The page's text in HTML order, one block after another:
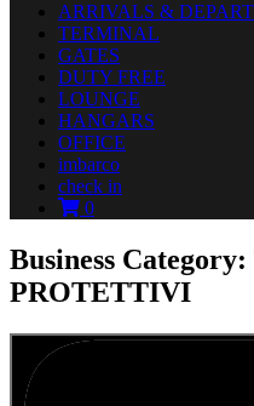
ARRIVALS &
TERMINAL
GATES
DUTY FREE
LOUNGE
HANGARS
OFFICE
imbarco
check in
0
Business
PROTETTIVI